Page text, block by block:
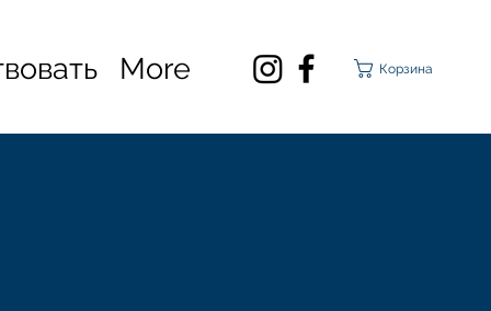
More Корзина